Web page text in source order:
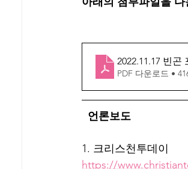
2022.11.17 빈
PDF 다운로드 •
  언론보도
1. 크리스천투데이
https://